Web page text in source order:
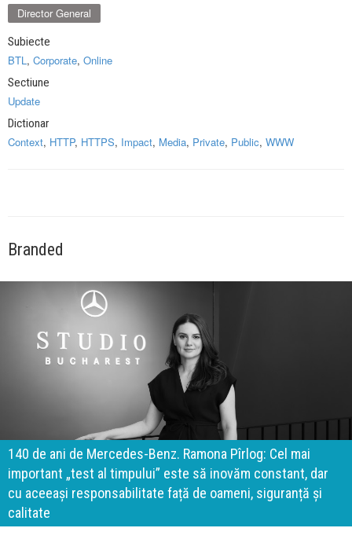
Director General
Subiecte
BTL, Corporate, Online
Sectiune
Update
Dictionar
Context, HTTP, HTTPS, Impact, Media, Private, Public, WWW
Branded
140 de ani de Mercedes-Benz. Ramona Pîrlog: Cel mai
important „test al timpului” este să inovăm constant, dar
cu aceeași responsabilitate față de oameni, siguranță și
calitate